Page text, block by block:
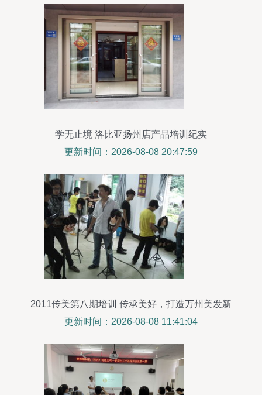
学无止境 洛比亚扬州店产品培训纪实
更新时间：2026-08-08 20:47:59
2011传美第八期培训 传承美好，打造万州美发新
标杆
更新时间：2026-08-08 11:41:04